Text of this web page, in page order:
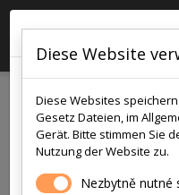
!!!
je na prodejně
MEIN MOTO
Diese Website
Diese Websites
Gesetz Dateien, im
Gerät. Bitte stimmen Sie
Nutzung der Website zu.
Nezbytně nutné